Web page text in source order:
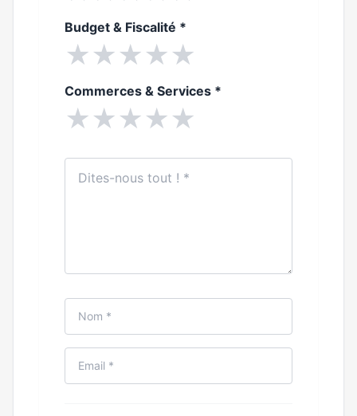
Budget & Fiscalité *
★★★★★
Commerces & Services *
★★★★★